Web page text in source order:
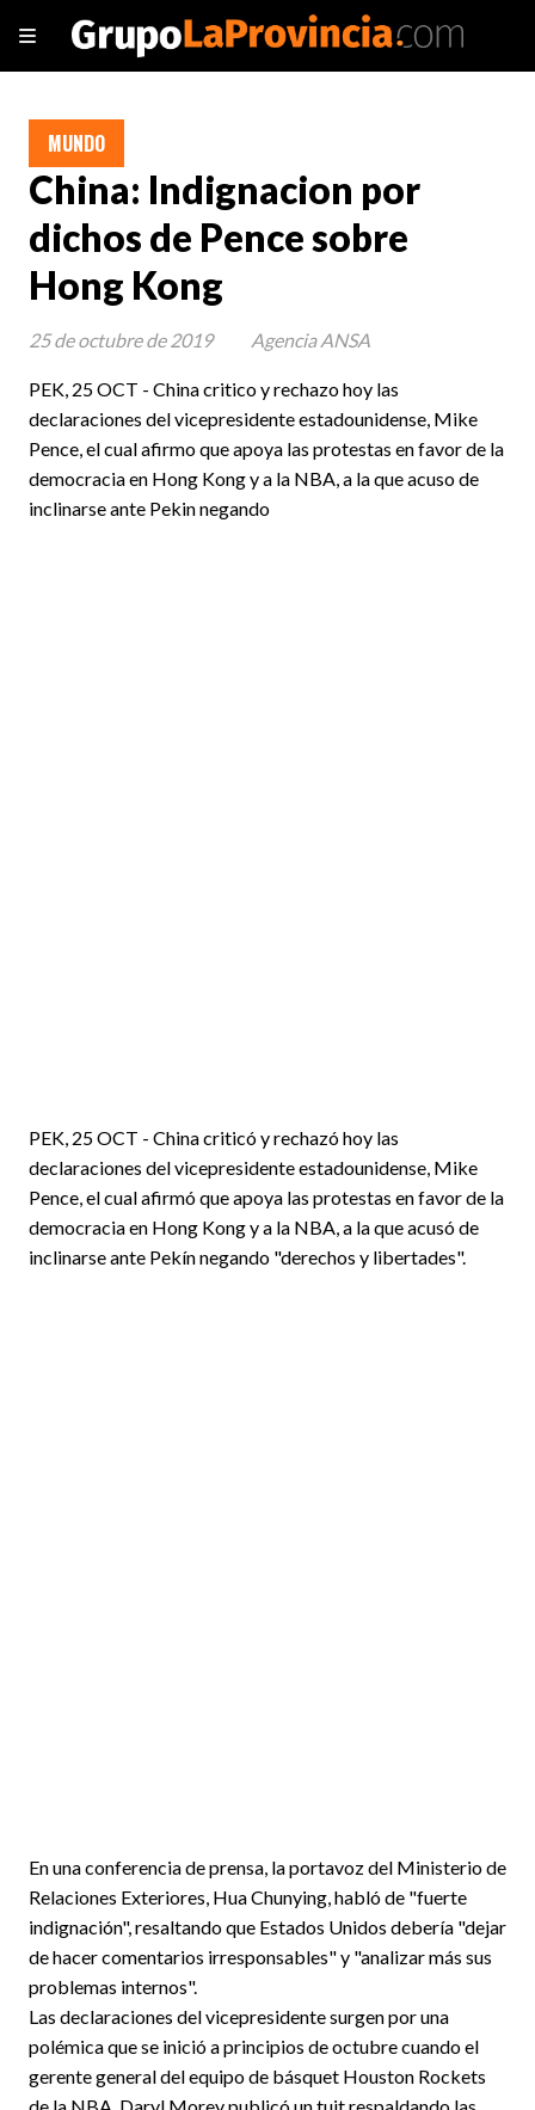
China: Indignacion por
dichos de Pence sobre
Hong Kong
PEK, 25 OCT - China critico y rechazo hoy las
declaraciones del vicepresidente estadounidense, Mike
Pence, el cual afirmo que apoya las protestas en favor de la
democracia en Hong Kong y a la NBA, a la que acuso de
inclinarse ante Pekin negando
MUNDO
25 de octubre de 2019 Agencia ANSA
PEK, 25 OCT - China criticó y rechazó hoy las
declaraciones del vicepresidente estadounidense, Mike
Pence, el cual afirmó que apoya las protestas en favor de la
democracia en Hong Kong y a la NBA, a la que acusó de
inclinarse ante Pekín negando "derechos y libertades".
En una conferencia de prensa, la portavoz del Ministerio de
Relaciones Exteriores, Hua Chunying, habló de "fuerte
indignación", resaltando que Estados Unidos debería "dejar
de hacer comentarios irresponsables" y "analizar más sus
problemas internos".
Las declaraciones del vicepresidente surgen por una
polémica que se inició a principios de octubre cuando el
gerente general del equipo de básquet Houston Rockets